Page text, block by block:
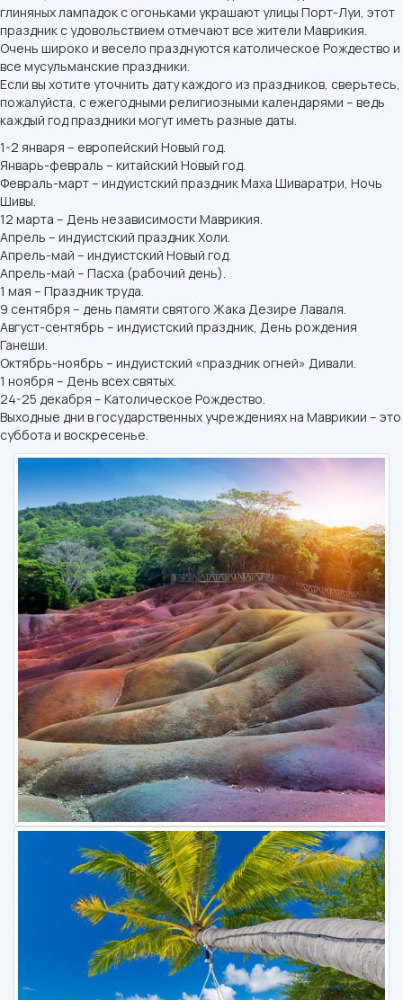
глиняных лампадок с огоньками украшают улицы Порт-Луи, этот
праздник с удовольствием отмечают все жители Маврикия.
Очень широко и весело празднуются католическое Рождество и
все мусульманские праздники.
Если вы хотите уточнить дату каждого из праздников, сверьтесь,
пожалуйста, с ежегодными религиозными календарями – ведь
каждый год праздники могут иметь разные даты.
1-2 января – европейский Новый год.
Январь-февраль – китайский Новый год.
Февраль-март – индуистский праздник Маха Шиваратри, Ночь
Шивы.
12 марта – День независимости Маврикия.
Апрель – индуистский праздник Холи.
Апрель-май – индуистский Новый год.
Апрель-май – Пасха (рабочий день).
1 мая – Праздник труда.
9 сентября – день памяти святого Жака Дезире Лаваля.
Август-сентябрь – индуистский праздник, День рождения
Ганеши.
Октябрь-ноябрь – индуистский «праздник огней» Дивали.
1 ноября – День всех святых.
24-25 декабря – Католическое Рождество.
Выходные дни в государственных учреждениях на Маврикии – это
суббота и воскресенье.